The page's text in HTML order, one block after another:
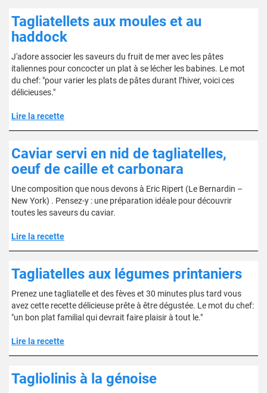
Tagliatellets aux moules et au
haddock
J'adore associer les saveurs du fruit de mer avec les pâtes
italiennes pour concocter un plat à se lécher les babines. Le mot
du chef: "pour varier les plats de pâtes durant l’hiver, voici ces
délicieuses."
Lire la recette
Caviar servi en nid de tagliatelles,
oeuf de caille et carbonara
Une composition que nous devons à Eric Ripert (Le Bernardin –
New York) . Pensez-y : une préparation idéale pour découvrir
toutes les saveurs du caviar.
Lire la recette
Tagliatelles aux légumes printaniers
Prenez une tagliatelle et des fèves et 30 minutes plus tard vous
avez cette recette délicieuse prête à être dégustée. Le mot du chef:
"un bon plat familial qui devrait faire plaisir à tout le."
Lire la recette
Tagliolinis à la génoise